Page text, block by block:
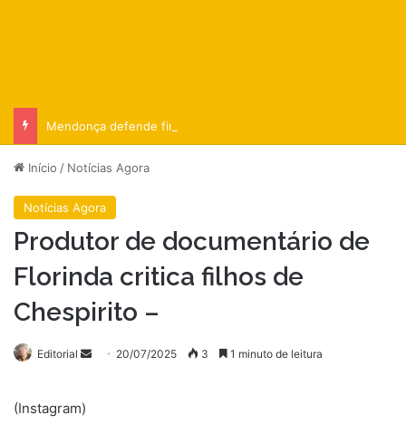
Mendonça defende fim de decisões monocráticas no STF
Início / Notícias Agora
Notícias Agora
Produtor de documentário de
Florinda critica filhos de
Chespirito –
Editorial
Mande20/07/2025 3 1 minuto de leitura
(Instagram)